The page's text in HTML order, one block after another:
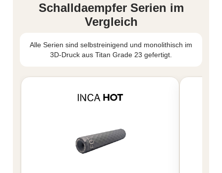
Schalldaempfer Serien im
Vergleich
Alle Serien sind selbstreinigend und monolithisch im
3D-Druck aus Titan Grade 23 gefertigt.